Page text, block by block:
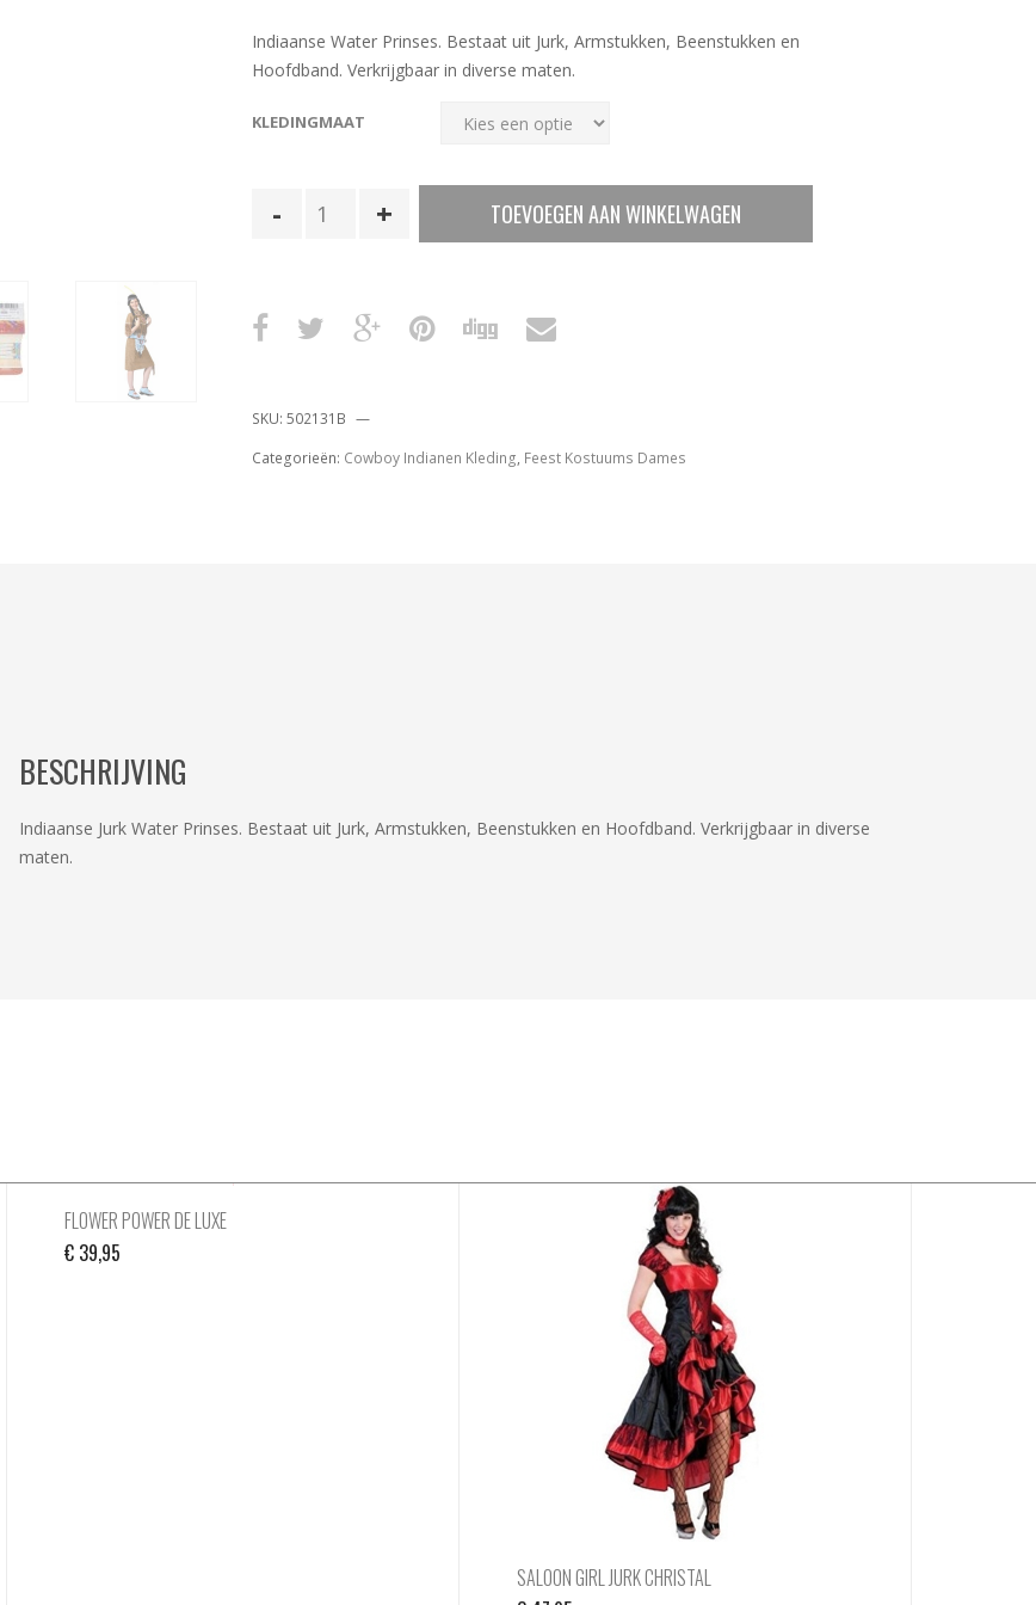
Indiaanse Water Prinses. Bestaat uit Jurk, Armstukken, Beenstukken en
Hoofdband. Verkrijgbaar in diverse maten.
KLEDINGMAAT
Indiaanse
aantal
TOEVOEGEN AAN WINKELWAGEN
SKU: 502131B
Categorieën: Cowboy Indianen Kleding, Feest Kostuums Dames
BESCHRIJVING
Indiaanse Jurk Water Prinses. Bestaat uit Jurk, Armstukken, Beenstukken en Hoofdband. Verkrijgbaar in diverse
maten.
FLOWER POWER DE LUXE
€ 39,95
SALOON GIRL JURK CHRISTAL